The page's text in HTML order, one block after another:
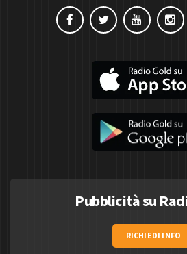
Pubblicità su
RICHIEDI INFO